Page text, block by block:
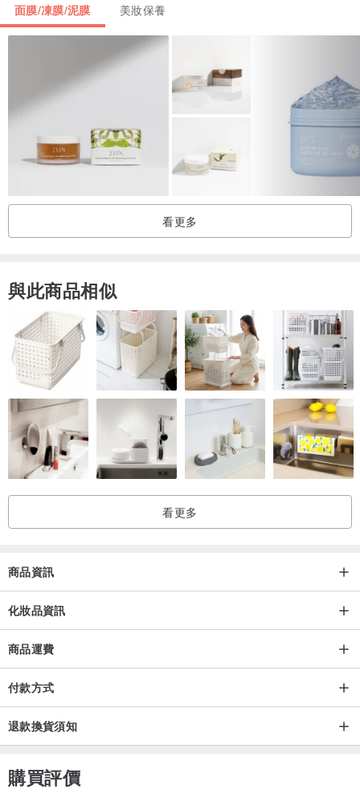
✔Vegan 純素
✔面膜材質100%可生物降解(Biodegradation)
✔成分經過臨床安全測試
舒凡儂花園™新上市的Glow Up 雙植萃能量舒緩面膜商品，採用自家
農場種植的新鮮魚腥草和改良版的濟州島積雪草萃取成分，是特別針
對油性肌膚、敏感性肌膚、痘痘肌所推出的新配方。
與傳統的薄型精華液面膜不同，Schwanen Garten 舒凡儂花園
™Glow Up 雙植萃能量舒緩面膜採用以自家品牌高效能保濕面霜為基
✔ 有效且奢華的配方，完美貼合肌膚
✔ 適合油性肌膚，保濕效果強，不黏膩
✔ 防止水分流失，強化肌膚的保護屏障，有效舒緩敏感痘痘肌膚
面膜材質則是使用奧地利 LENZING® 的環保創新TENCEL™天絲面
膜，真絲的光滑特殊延展力，能提供您療癒又愛地球的護膚體驗。
✔ 柔軟透氣會呼吸，完美貼合肌膚，服貼零死角
✔ 高密度吸附完美配方中活性成分，提供有效且奢華的皮膚護理療程
✔ 100%可生物降解(Biodegradation)材質，實現環保永續之美
油性肌膚、敏感性肌膚、痘痘肌
針對特定目標的肌膚效果 – 保濕、舒緩和強化肌膚屏障
強效保濕和吸收
✔ 含有玻尿酸和甘油，深層滋潤肌膚。
✔ 高密度吸附力的TENCEL™天絲面膜可防止水分蒸發，幫助營養成
✔ 只需一張面膜即可維持較長時間，並提供足夠的保濕效果，無需任
面膜/凍膜/泥膜 美妝保養
看更多
與此商品相似
看更多
商品資訊
化妝品資訊
商品運費
付款方式
退款換貨須知
購買評價